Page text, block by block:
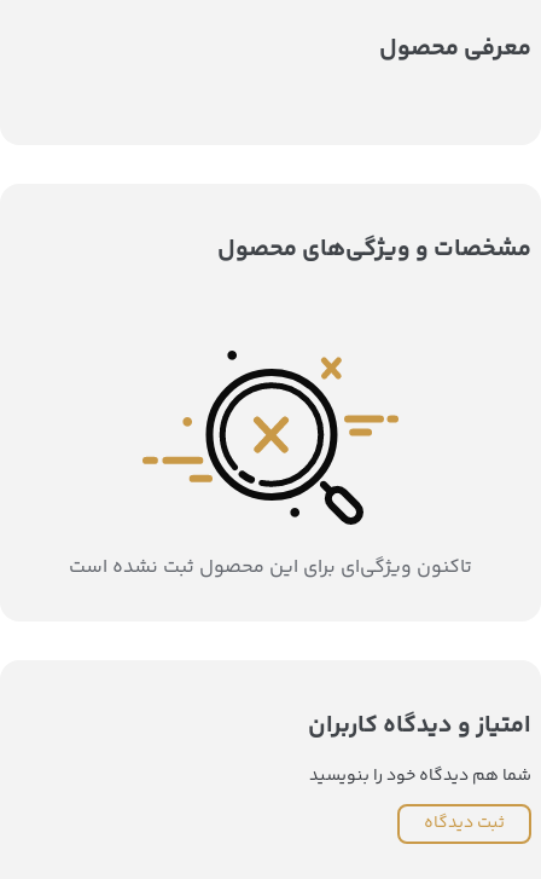
معرفی محصول
مشخصات و ویژگی‌های محصول
تاکنون ویژگی‌ای برای این محصول ثبت نشده است
امتیاز و دیدگاه کاربران
شما هم دیدگاه خود را بنویسید
ثبت دیدگاه